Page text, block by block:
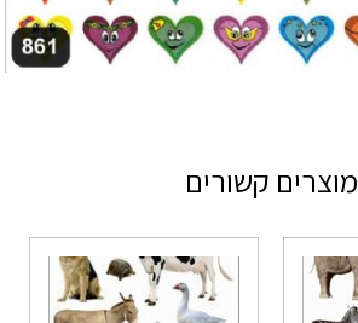
מוצרים קשורים